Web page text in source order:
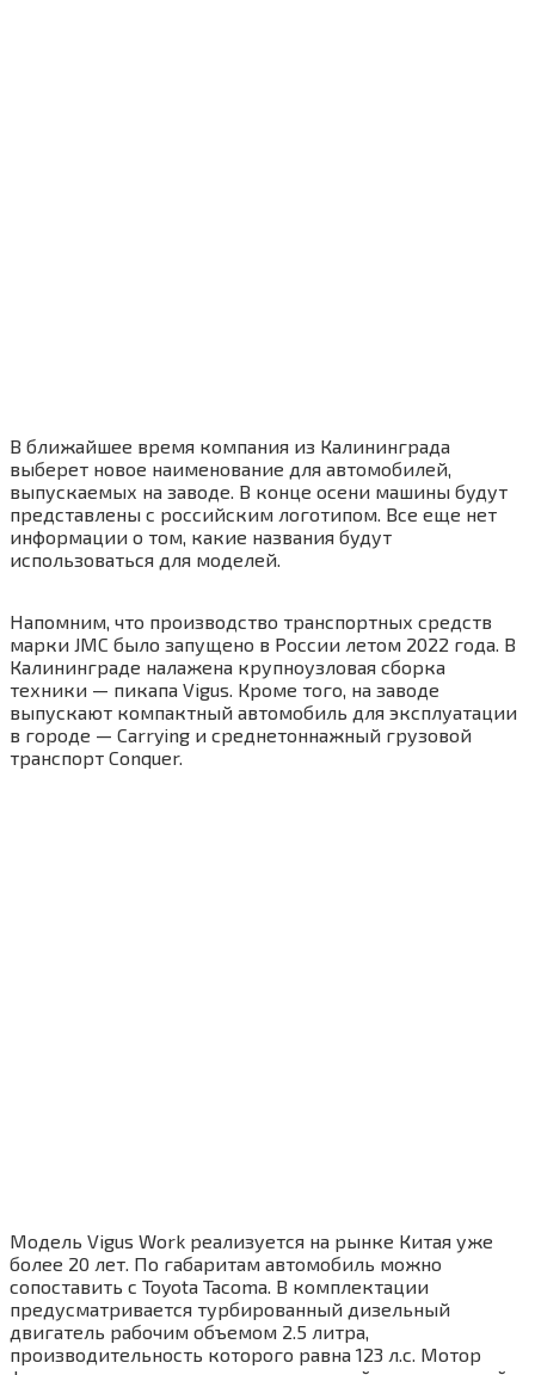
В ближайшее время компания из Калининграда
выберет новое наименование для автомобилей,
выпускаемых на заводе. В конце осени машины будут
представлены с российским логотипом. Все еще нет
информации о том, какие названия будут
использоваться для моделей.
Напомним, что производство транспортных средств
марки JMC было запущено в России летом 2022 года. В
Калининграде налажена крупноузловая сборка
техники — пикапа Vigus. Кроме того, на заводе
выпускают компактный автомобиль для эксплуатации
в городе — Carrying и среднетоннажный грузовой
транспорт Conquer.
Модель Vigus Work реализуется на рынке Китая уже
более 20 лет. По габаритам автомобиль можно
сопоставить с Toyota Tacoma. В комплектации
предусматривается турбированный дизельный
двигатель рабочим объемом 2.5 литра,
производительность которого равна 123 л.с. Мотор